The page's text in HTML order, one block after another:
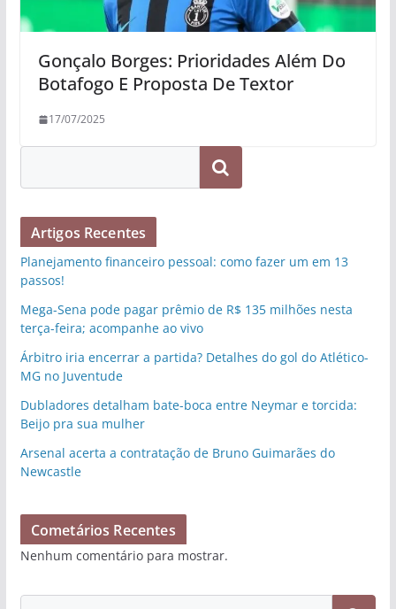
Gonçalo Borges: Prioridades Além Do
Botafogo E Proposta De Textor
17/07/2025
Pesquisar
Artigos Recentes
Planejamento financeiro pessoal: como fazer um em 13
passos!
Mega-Sena pode pagar prêmio de R$ 135 milhões nesta
terça-feira; acompanhe ao vivo
Árbitro iria encerrar a partida? Detalhes do gol do Atlético-
MG no Juventude
Dubladores detalham bate-boca entre Neymar e torcida:
Beijo pra sua mulher
Arsenal acerta a contratação de Bruno Guimarães do
Newcastle
Cometários Recentes
Nenhum comentário para mostrar.